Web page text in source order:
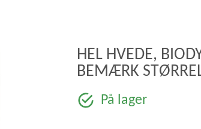
HEL HVEDE,
BEMÆRK
På lager